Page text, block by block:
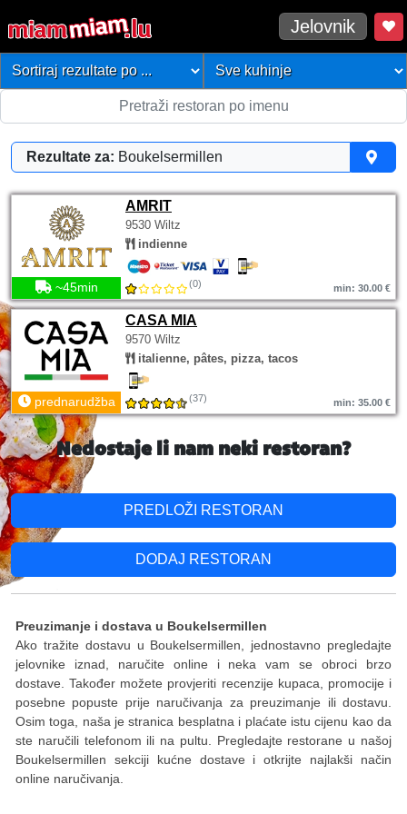
Jelovnik
Rezultate za: Boukelsermillen
AMRIT
9530 Wiltz
indienne
~45min (0) min: 30.00 €
CASA MIA
9570 Wiltz
italienne, pâtes, pizza, tacos
prednarudžba (37) min: 35.00 €
Nedostaje li nam neki restoran?
PREDLOŽI RESTORAN
DODAJ RESTORAN
Preuzimanje i dostava u Boukelsermillen
Ako tražite dostavu u Boukelsermillen, jednostavno pregledajte
jelovnike iznad, naručite online i neka vam se obroci brzo
dostave. Također možete provjeriti recenzije kupaca, promocije i
posebne popuste prije naručivanja za preuzimanje ili dostavu.
Osim toga, naša je stranica besplatna i plaćate istu cijenu kao da
ste naručili telefonom ili na pultu. Pregledajte restorane u našoj
Boukelsermillen sekciji kućne dostave i otkrijte najlakši način
online naručivanja.